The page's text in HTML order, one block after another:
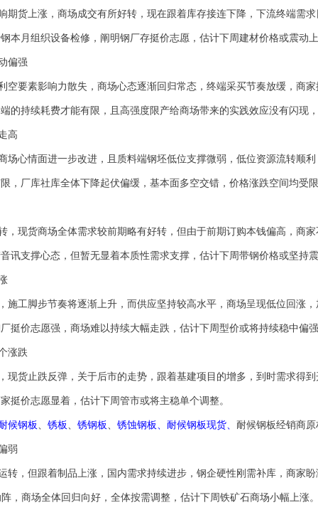
期货上涨，商场成交有所好转，现在跟着库存接连下降，下流终端需
本月组织设备检修，阐明钢厂存挺价志愿，估计下周建材价格或震动
偏强
空要素影响力散失，商场心态逐渐回归常态，终端采买节奏放缓，商
的持续耗费才能有限，且高强度限产给商场带来的实践效应没有闪现
高
场心情面进一步改进，且质料端钢坯低位支撑微弱，低位资源流转顺
，厂库社库全体下降起伏偏缓，基本面多空交错，价格涨跌空间均受
，现货商场全体需求较前期略有好转，但由于前期订购本钱偏高，商
讯支撑心态，但暂无显着本质性需求支撑，估计下周带钢价格或坚持震
施工脚步节奏将逐渐上升，而供应坚持较高水平，商场呈现低位回涨
挺价志愿强，商场难以持续大幅走跌，估计下周型价或将持续稳中偏强
涨跌
现货止跌反弹，关于后市的走势，跟着基建项目的增多，到时需求得
挺价志愿显着，估计下周管市或将主稳单个调整。
候钢板 、 锈板 、 锈钢板 、 锈蚀钢板 、 耐候钢板现货、 耐候钢板经销商
弱
转，但跟着制品上涨，国内需求持续进步，钢企硬性刚需补库，商家
，商场全体回归向好，全体按需调整，估计下周铁矿石商场小幅上涨。